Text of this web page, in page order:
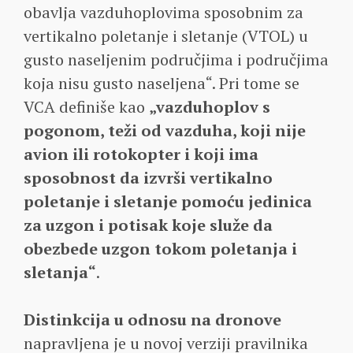
obavlja vazduhoplovima sposobnim za
vertikalno poletanje i sletanje (VTOL) u
gusto naseljenim područjima i područjima
koja nisu gusto naseljena“. Pri tome se
VCA definiše kao „vazduhoplov s
pogonom, teži od vazduha, koji nije
avion ili rotokopter i koji ima
sposobnost da izvrši vertikalno
poletanje i sletanje pomoću jedinica
za uzgon i potisak koje služe da
obezbede uzgon tokom poletanja i
sletanja“.
Distinkcija u odnosu na dronove
napravljena je u novoj verziji pravilnika